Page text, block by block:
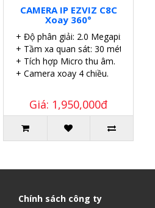
CAMERA IP EZVIZ C8C
Xoay 360°
+ Độ phân giải: 2.0 Megapixel.
+ Tầm xa quan sát: 30 mét.
+ Tích hợp Micro thu âm.
+ Camera xoay 4 chiều.
Giá: 1,950,000đ
Chính sách công ty